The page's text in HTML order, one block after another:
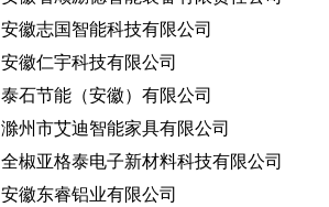
安徽志国智能科技有限公司
安徽仁宇科技有限公司
泰石节能（安徽）有限公司
滁州市艾迪智能家具有限公司
全椒亚格泰电子新材料科技有限公司
安徽东睿铝业有限公司